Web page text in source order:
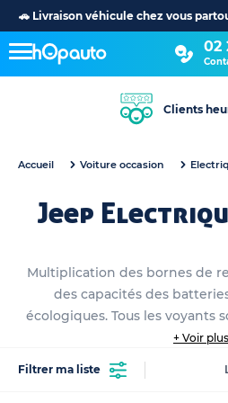
🚗 Livraison véhicule chez vous
02
Clients
Accueil Voiture occasion
Jeep
Multiplication des bornes de
des capacités des
écologiques. Tous les voyants
de votre Jeep électrique
quelques clics l’ensemble de
occasions disponibles en
+ Voir plus
Filtrer ma liste